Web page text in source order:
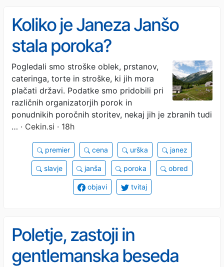
Koliko je Janeza Janšo
stala poroka?
Pogledali smo stroške oblek, prstanov,
cateringa, torte in stroške, ki jih mora
plačati državi. Podatke smo pridobili pri
različnih organizatorjih porok in
ponudnikih poročnih storitev, nekaj jih je zbranih tudi
… · Cekin.si · 18h
premier cena urška janez
slavje janša poroka obred
objavi tvitaj
Poletje, zastoji in
gentlemanska beseda